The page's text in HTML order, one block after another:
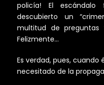
policía! El escándalo
descubierto un
multitud de
Felizmente…
Es verdad, pues, cuando
necesitado de la